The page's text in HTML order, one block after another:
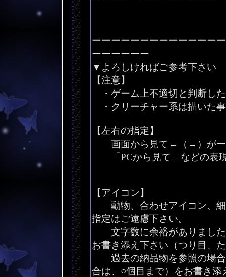
ーーーーーーーーーーーーー
ーーーーーー
▼よろしければご参考下さい
【注意】
・ゲーム上不適切と判断し
・クリーチャー系は描いた
【左右の指定】
画面から見て←（→）が一
「PCから見て」などの表
【アイコン】
動物、合わせアイコン、細
指定はご遠慮下さい。
文字数に余裕がありました
お書き添え下さい（つり目、
過去の納品物を参照の場合
合は、○個目まで）をお書き